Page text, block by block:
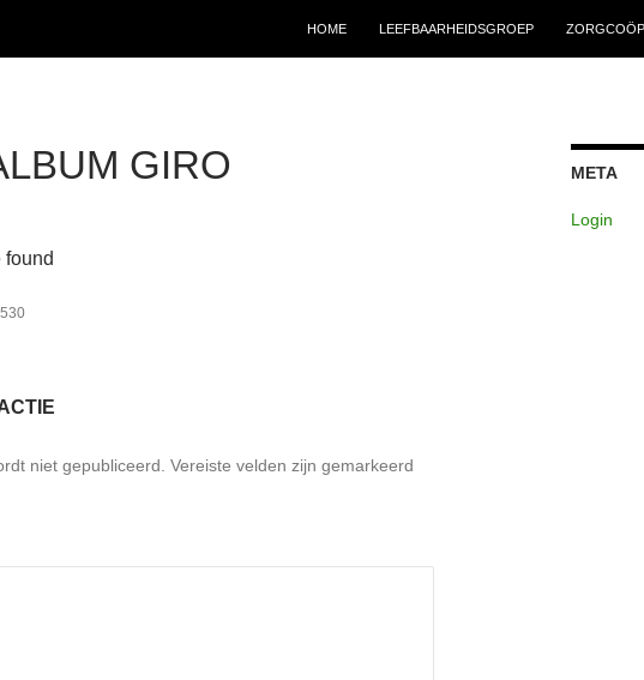
HOME LEEFBAARHEIDSGROEP
GIRO
found
niet gepubliceerd. Vereiste velden zijn gemarkeerd
META
Login